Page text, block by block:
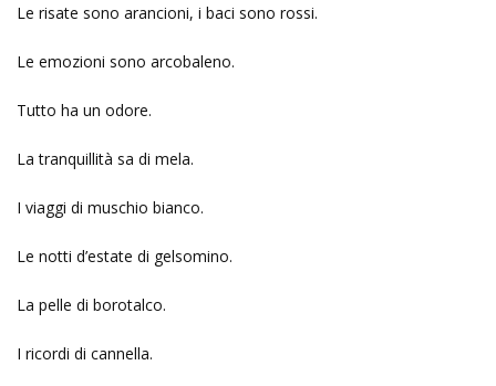
Le risate sono arancioni, i baci sono rossi.
Le emozioni sono arcobaleno.
Tutto ha un odore.
La tranquillità sa di mela.
I viaggi di muschio bianco.
Le notti d’estate di gelsomino.
La pelle di borotalco.
I ricordi di cannella.